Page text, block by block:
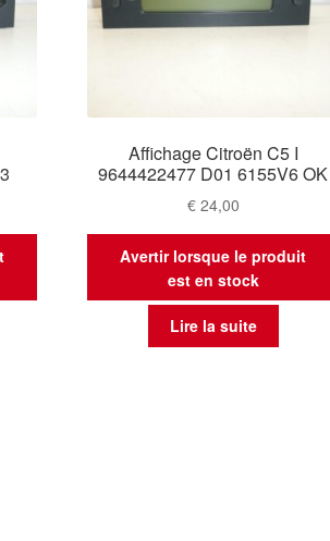
Affichage Citroën C5 I
9644422477 D01 6155V6 OK
€24,00
Avertir lorsque le produit
est en stock
Lire la suite